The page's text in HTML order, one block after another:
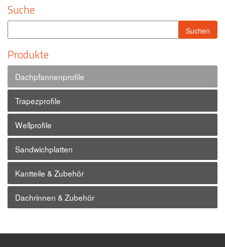
Suche
Produkte
Dachpfannenprofile
Trapezprofile
Wellprofile
Sandwichplatten
Kantteile & Zubehör
Dachrinnen & Zubehör